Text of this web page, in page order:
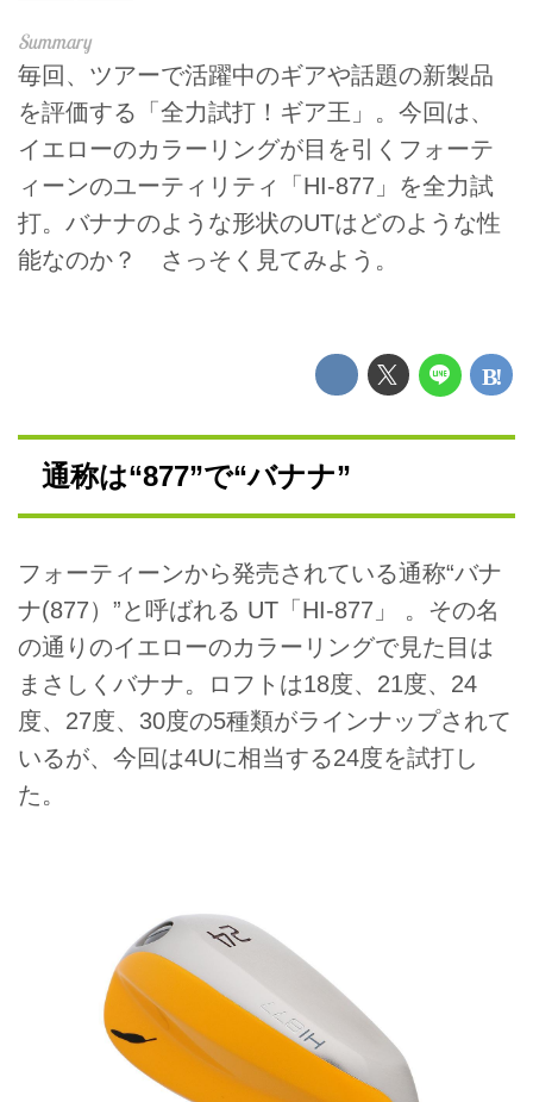
毎回、ツアーで活躍中のギアや話題の新製品
を評価する「全力試打！ギア王」。今回は、
イエローのカラーリングが目を引くフォーテ
ィーンのユーティリティ「HI-877」を全力試
打。バナナのような形状のUTはどのような性
能なのか？ さっそく見てみよう。
通称は“877”で“バナナ”
フォーティーンから発売されている通称“バナ
ナ(877）”と呼ばれる UT「HI-877」 。その名
の通りのイエローのカラーリングで見た目は
まさしくバナナ。ロフトは18度、21度、24
度、27度、30度の5種類がラインナップされて
いるが、今回は4Uに相当する24度を試打し
た。